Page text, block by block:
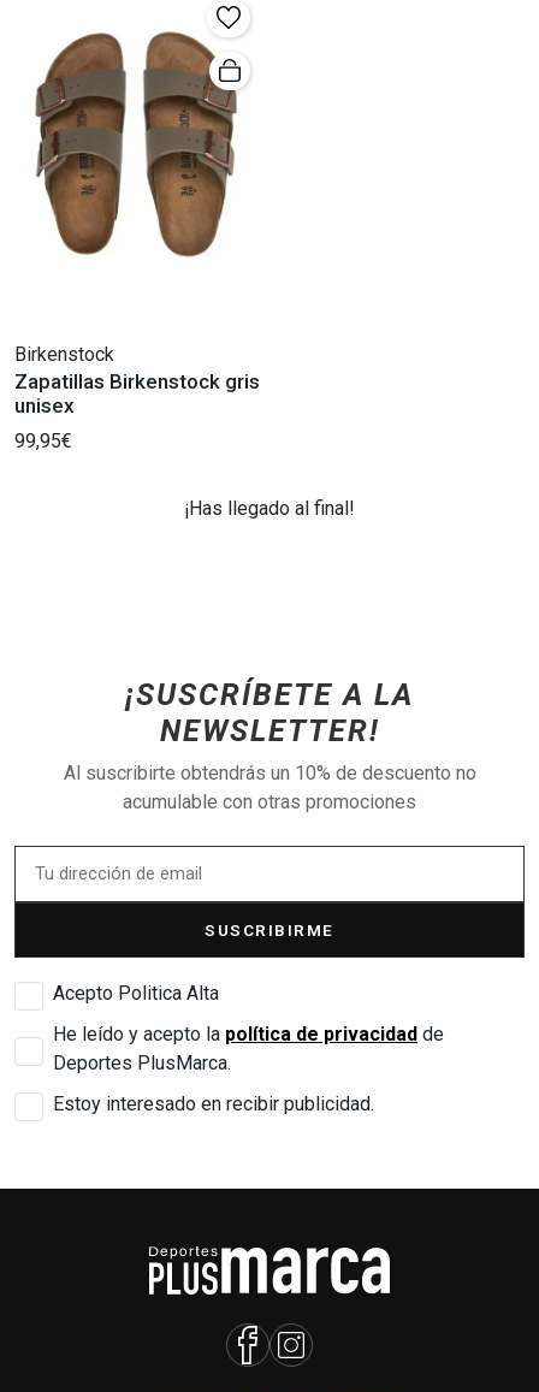
Birkenstock
Zapatillas Birkenstock gris
unisex
99,95€
¡Has llegado al final!
¡SUSCRÍBETE A LA
NEWSLETTER!
Al suscribirte obtendrás un 10% de descuento no
acumulable con otras promociones
SUSCRIBIRME
Acepto Politica Alta
He leído y acepto la política de privacidad de
Deportes PlusMarca.
Estoy interesado en recibir publicidad.